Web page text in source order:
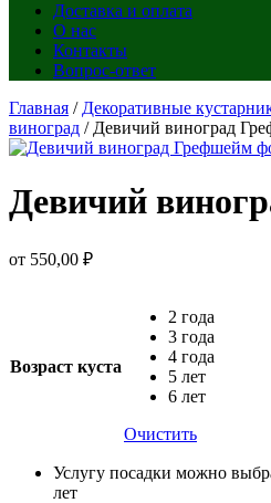
Доставка и оплата
О нас
Контакты
Вопрос-ответ
Главная / Декоративные
виноград / Девичий виноград
Девичий
от 550,00 ₽
Возраст куста
2 года
3 года
4 года
5 лет
6 лет
Очистить
Услугу посадки можно
лет